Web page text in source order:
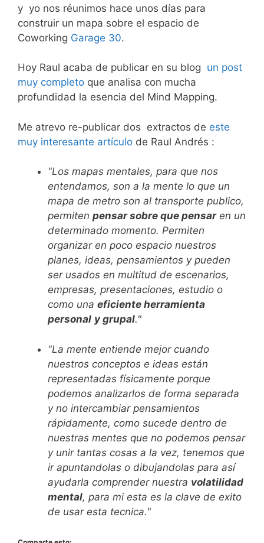
y yo nos réunimos hace unos días para
construir un mapa sobre el espacio de
Coworking Garage 30.
Hoy Raul acaba de publicar en su blog un post
muy completo que analisa con mucha
profundidad la esencia del Mind Mapping.
Me atrevo re-publicar dos extractos de este
muy interesante artículo de Raul Andrés :
"Los mapas mentales, para que nos
entendamos, son a la mente lo que un
mapa de metro son al transporte publico,
permiten pensar sobre que pensaren un
determinado momento. Permiten
organizar en poco espacio nuestros
planes, ideas, pensamientos y pueden
ser usados en multitud de escenarios,
empresas, presentaciones, estudio o
como una eficiente herramienta
personal y grupal."
"La mente entiende mejor cuando
nuestros conceptos e ideas están
representadas físicamente porque
podemos analizarlos de forma separada
y no intercambiar pensamientos
rápidamente, como sucede dentro de
nuestras mentes que no podemos pensar
y unir tantas cosas a la vez, tenemos que
ir apuntandolas o dibujandolas para así
ayudarla comprender nuestra volatilidad
mental, para mi esta es la clave de exito
de usar esta tecnica."